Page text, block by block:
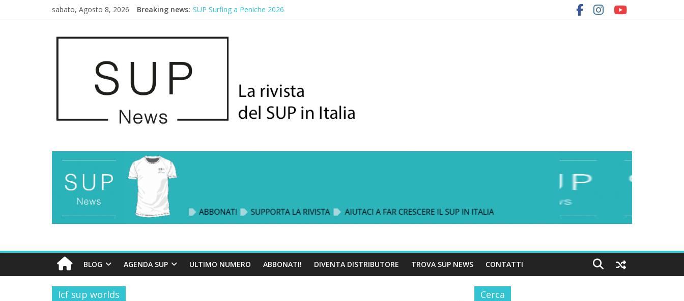
sabato, Agosto 8, 2026 Breaking news: SUP Surfing a Peniche 2026
BLOG AGENDA SUP ULTIMO NUMERO ABBONATI! DIVENTA DISTRIBUTORE TROVA SUP NEWS CONTATTI
Icf sup worlds Cerca